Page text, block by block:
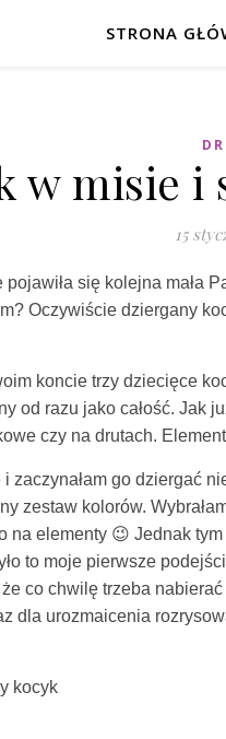
STRONA
w misie i
15
się kolejna mała
Oczywiście dziergany
koncie trzy dziecięce
od razu jako całość. Jak
czy na drutach.
i zaczynałam go dziergać
zestaw kolorów.
na elementy 😉 Jednak
to moje pierwsze
co chwilę trzeba
dla urozmaicenia
kocyk